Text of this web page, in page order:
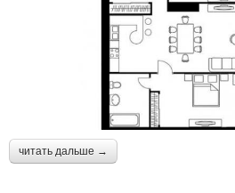
читать дальше →